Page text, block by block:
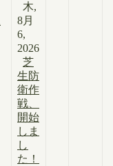
木,
8月
6,
2026
芝
生防
衛作
戦、
開始
しま
し
た！